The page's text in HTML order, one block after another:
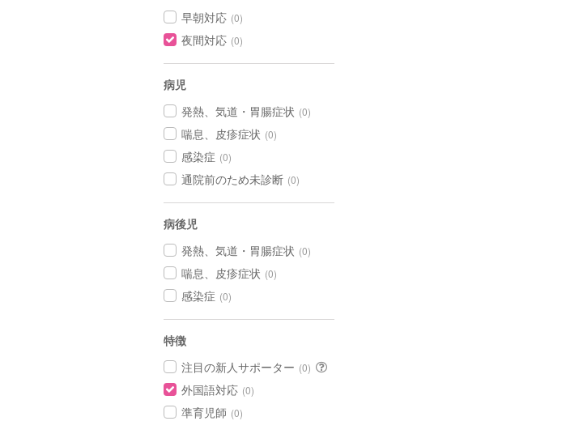
早朝対応 (0)
夜間対応 (0)
病児
発熱、気道・胃腸症状 (0)
喘息、皮疹症状 (0)
感染症 (0)
通院前のため未診断 (0)
病後児
発熱、気道・胃腸症状 (0)
喘息、皮疹症状 (0)
感染症 (0)
特徴
注目の新人サポーター (0)
外国語対応 (0)
準育児師 (0)